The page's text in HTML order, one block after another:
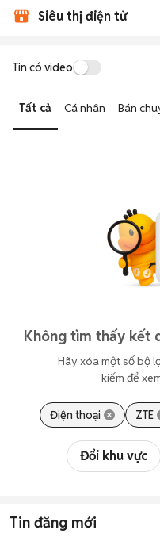
Siêu thị điện tử
Tin có video
Tất cả Cá nhân Bán
Không tìm thấy kết
Hãy xóa một số bộ
kiếm để
Điện thoại ZTE
Đổi khu vực
Tin đăng mới